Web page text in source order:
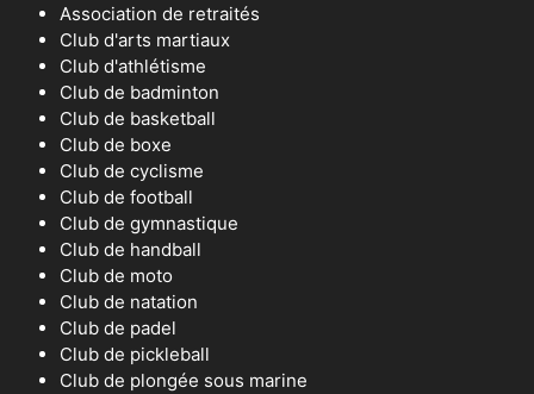
Association de retraités
Club d'arts martiaux
Club d'athlétisme
Club de badminton
Club de basketball
Club de boxe
Club de cyclisme
Club de football
Club de gymnastique
Club de handball
Club de moto
Club de natation
Club de padel
Club de pickleball
Club de plongée sous marine